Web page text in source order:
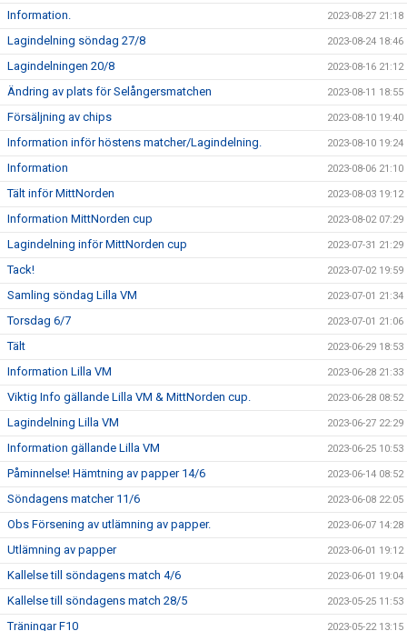
Information. 2023-08-27 21:18
Lagindelning söndag 27/8 2023-08-24 18:46
Lagindelningen 20/8 2023-08-16 21:12
Ändring av plats för Selångersmatchen 2023-08-11 18:55
Försäljning av chips 2023-08-10 19:40
Information inför höstens matcher/Lagindelning. 2023-08-10 19:24
Information 2023-08-06 21:10
Tält inför MittNorden 2023-08-03 19:12
Information MittNorden cup 2023-08-02 07:29
Lagindelning inför MittNorden cup 2023-07-31 21:29
Tack! 2023-07-02 19:59
Samling söndag Lilla VM 2023-07-01 21:34
Torsdag 6/7 2023-07-01 21:06
Tält 2023-06-29 18:53
Information Lilla VM 2023-06-28 21:33
Viktig Info gällande Lilla VM & MittNorden cup. 2023-06-28 08:52
Lagindelning Lilla VM 2023-06-27 22:29
Information gällande Lilla VM 2023-06-25 10:53
Påminnelse! Hämtning av papper 14/6 2023-06-14 08:52
Söndagens matcher 11/6 2023-06-08 22:05
Obs Försening av utlämning av papper. 2023-06-07 14:28
Utlämning av papper 2023-06-01 19:12
Kallelse till söndagens match 4/6 2023-06-01 19:04
Kallelse till söndagens match 28/5 2023-05-25 11:53
Träningar F10 2023-05-22 13:15